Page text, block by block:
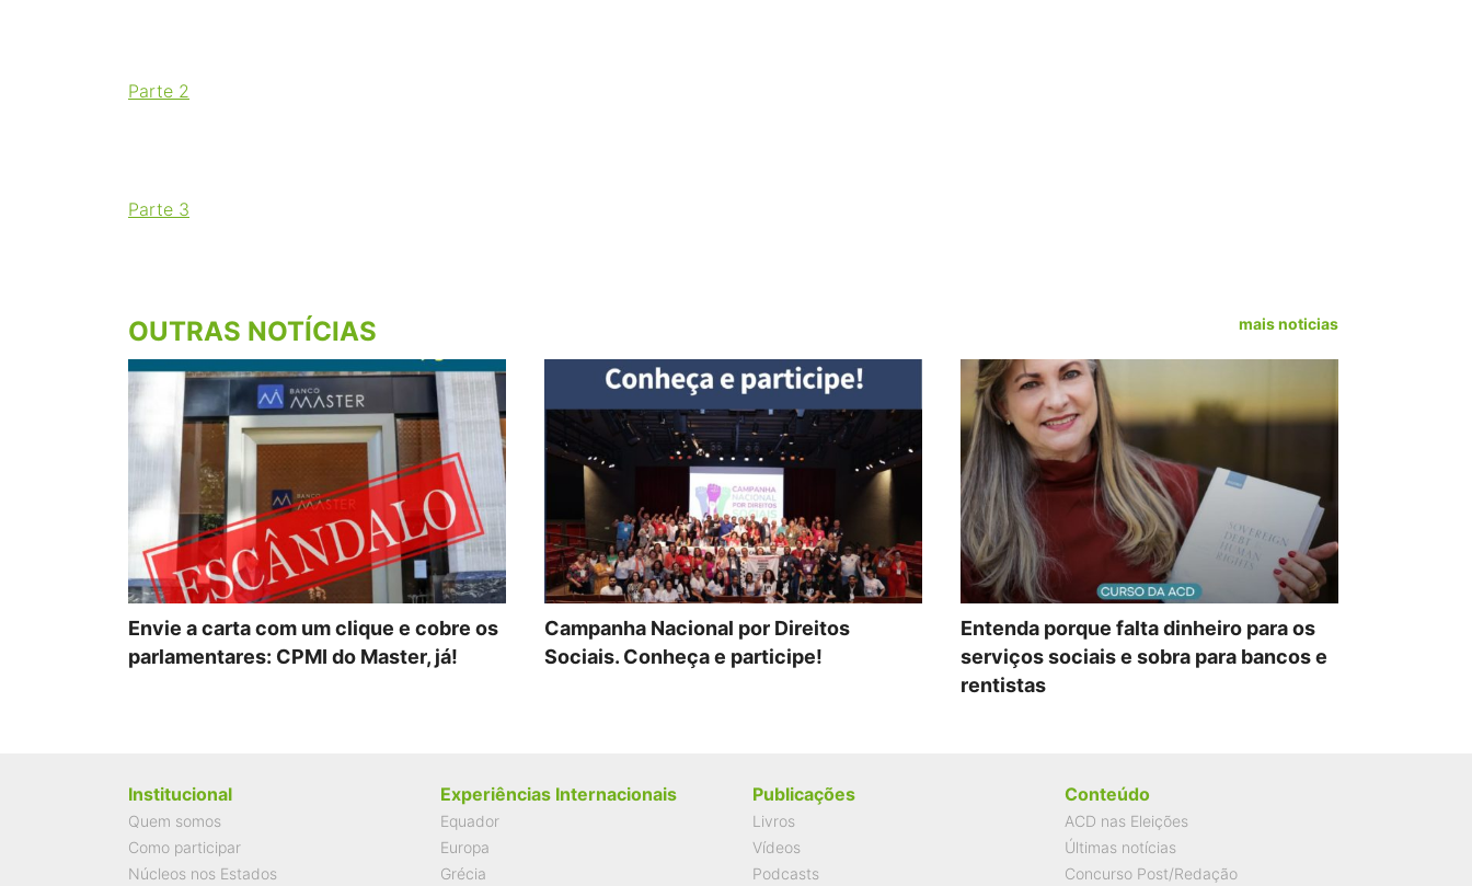
Parte 2
Parte 3
OUTRAS NOTÍCIAS mais noticias
Envie a carta com um clique e cobre os
parlamentares: CPMI do Master, já!
Campanha Nacional por Direitos
Sociais. Conheça e participe!
Entenda porque falta dinheiro para os
serviços sociais e sobra para bancos e
rentistas
Institucional
Quem somos
Como participar
Núcleos nos Estados
Experiências Internacionais
Equador
Europa
Grécia
Publicações
Livros
Vídeos
Podcasts
Conteúdo
ACD nas Eleições
Últimas notícias
Concurso Post/Redação